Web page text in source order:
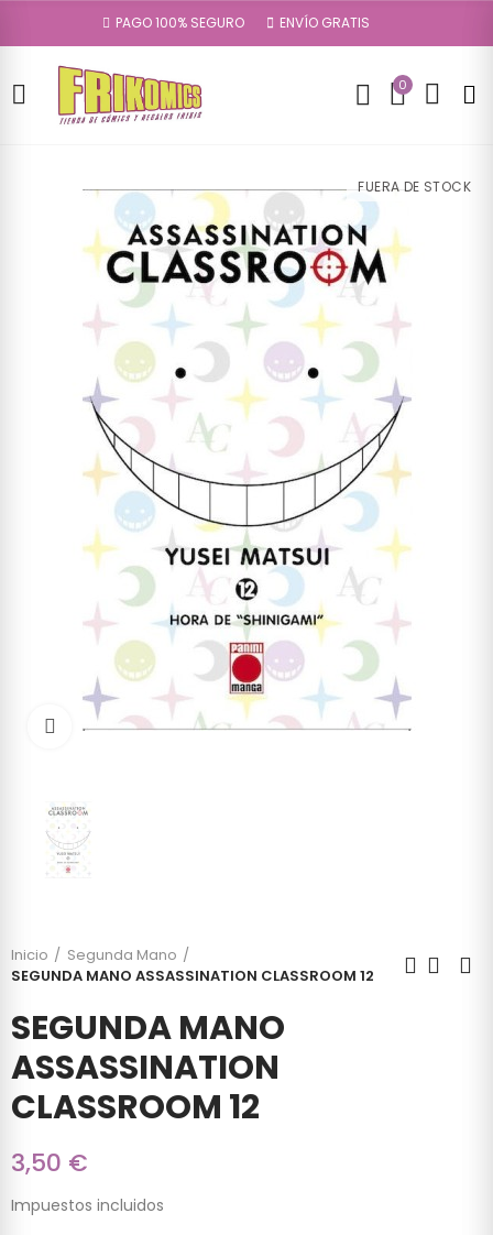
PAGO 100% SEGURO ENVÍO GRATIS
0
FUERA DE STOCK
Click to enlarge
Inicio
Segunda Mano
SEGUNDA MANO ASSASSINATION CLASSROOM 12
SEGUNDA MANO
ASSASSINATION
CLASSROOM 12
3,50 €
Impuestos incluidos